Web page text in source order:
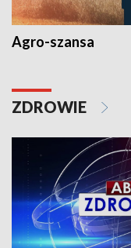
Agro-szansa
ZDROWIE